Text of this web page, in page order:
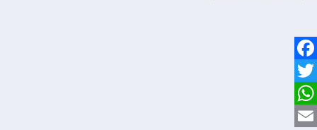
Facebook
Twitter
WhatsApp